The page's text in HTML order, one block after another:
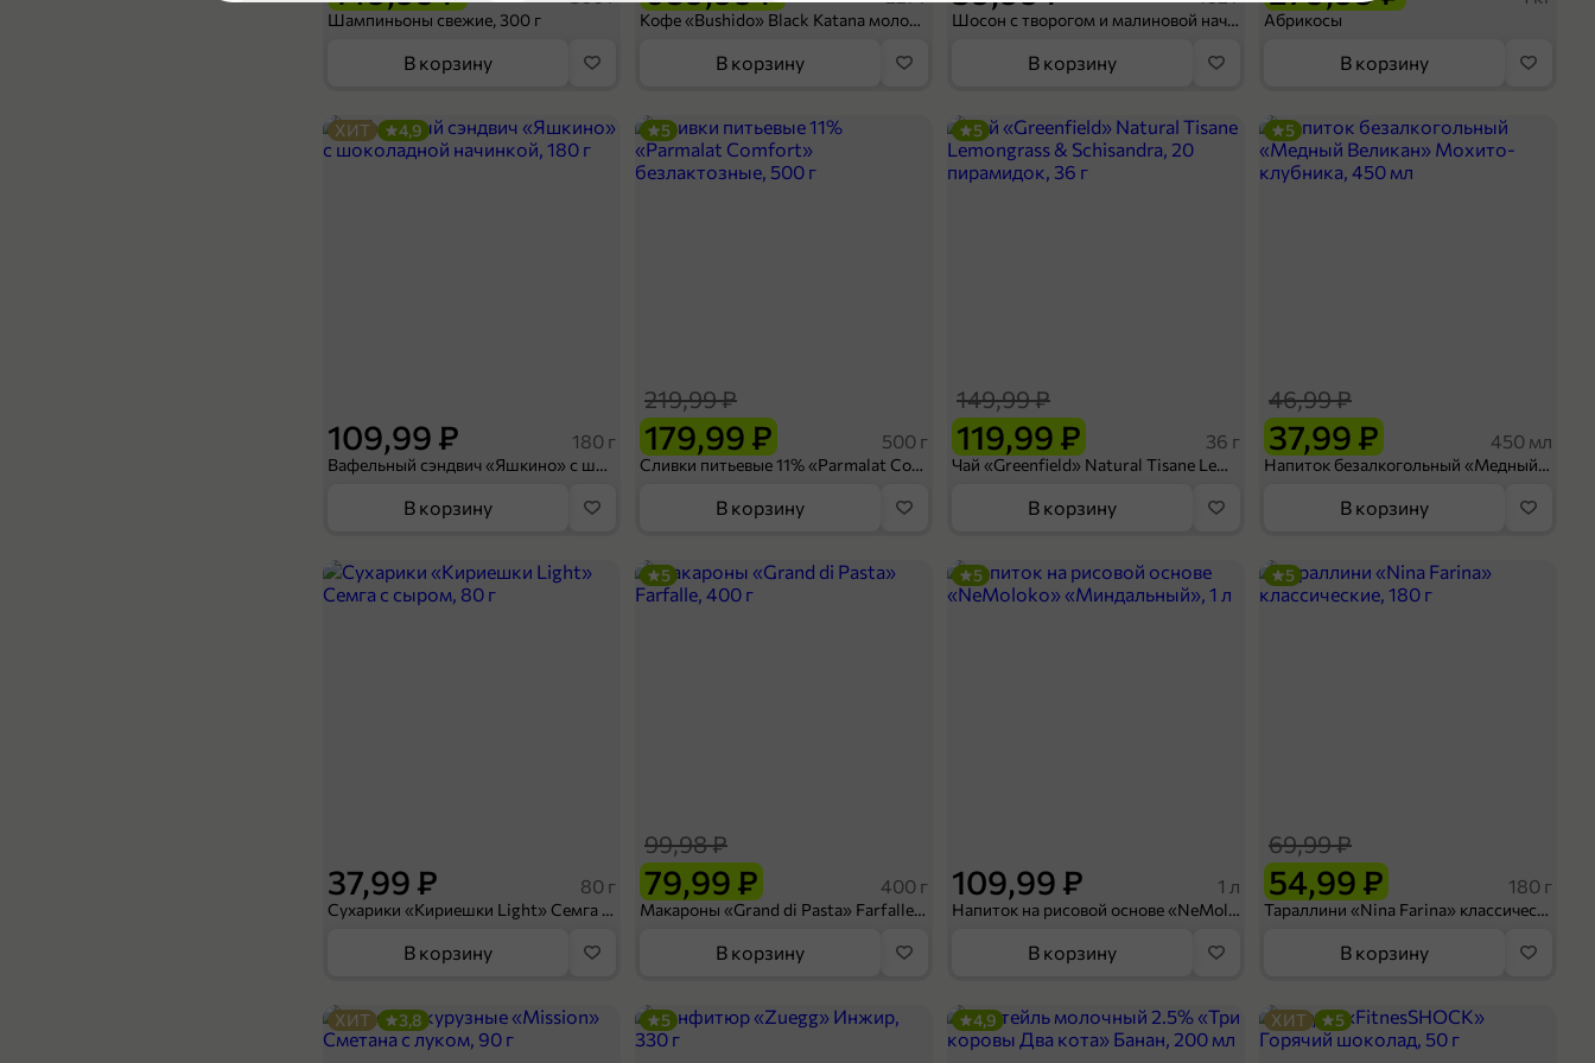
Упаковка
пакет
Начинка замороженного продукта
мясо
Замороженные продукты
Шампиньоны свежие, 300 г
В корзину
Кофе «Bushido» Black Katana молотый, 227 г
В корзину
Шосон с творогом и малиновой начинкой, 102 г
В корзину
Абрикосы
В корзину
109,99 ₽ 180 г
Вафельный сэндвич «Яшкино» с шоколадной начинкой, 180 г
ХИТ 4,9
В корзину
179,99 ₽
219,99 ₽
500 г
Сливки питьевые 11% «Parmalat Comfort» безлактозные, 500 г
5
В корзину
119,99 ₽
149,99 ₽
36 г
Чай «Greenfield» Natural Tisane Lemongrass & Schisandra, 20 пирамидок, 36 г
5
В корзину
37,99 ₽
46,99 ₽
450 мл
Напиток безалкогольный «Медный Великан» Мохито-клубника, 450 мл
5
В корзину
37,99 ₽ 80 г
Сухарики «Кириешки Light» Семга с сыром, 80 г
В корзину
79,99 ₽
99,98 ₽
400 г
Макароны «Grand di Pasta» Farfalle, 400 г
5
В корзину
109,99 ₽ 1 л
Напиток на рисовой основе «NeMoloko» «Миндальный», 1 л
5
В корзину
54,99 ₽
69,99 ₽
180 г
Тараллини «Nina Farina» классические, 180 г
5
В корзину
ХИТ 3,8 5 4,9 ХИТ 5